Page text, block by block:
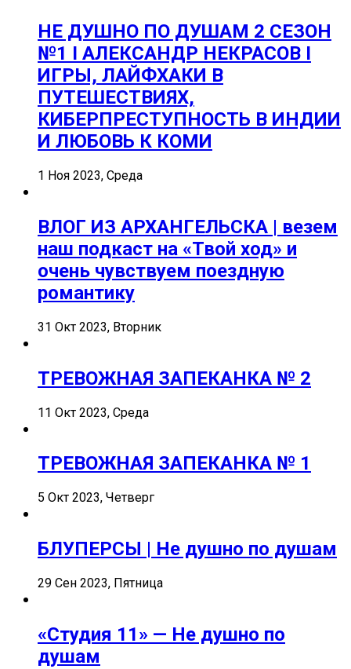
НЕ ДУШНО ПО ДУШАМ 2 СЕЗОН
№1 I АЛЕКСАНДР НЕКРАСОВ I
ИГРЫ, ЛАЙФХАКИ В
ПУТЕШЕСТВИЯХ,
КИБЕРПРЕСТУПНОСТЬ В ИНДИИ
И ЛЮБОВЬ К КОМИ
1 Ноя 2023, Среда
ВЛОГ ИЗ АРХАНГЕЛЬСКА | везем
наш подкаст на «Твой ход» и
очень чувствуем поездную
романтику
31 Окт 2023, Вторник
ТРЕВОЖНАЯ ЗАПЕКАНКА № 2
11 Окт 2023, Среда
ТРЕВОЖНАЯ ЗАПЕКАНКА № 1
5 Окт 2023, Четверг
БЛУПЕРСЫ | Не душно по душам
29 Сен 2023, Пятница
«Студия 11» — Не душно по
душам